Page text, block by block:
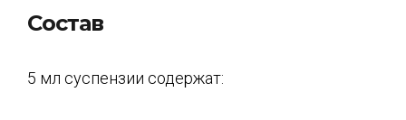
Состав
5 мл суспензии содержат: